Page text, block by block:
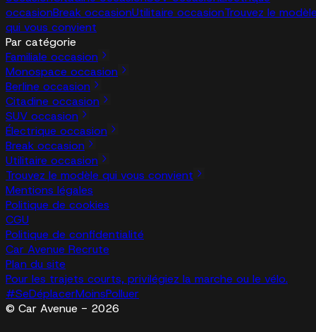
occasionBreak occasionUtilitaire occasionTrouvez le
qui vous convient
Par catégorie
Familiale occasion
Monospace occasion
Berline occasion
Citadine occasion
SUV occasion
Électrique occasion
Break occasion
Utilitaire occasion
Trouvez le modèle qui vous convient
Mentions légales
Politique de cookies
CGU
Politique de confidentialité
Car Avenue Recrute
Plan du site
Pour les trajets courts, privilégiez la marche ou le vélo.
#SeDéplacerMoinsPolluer
© Car Avenue - 2026